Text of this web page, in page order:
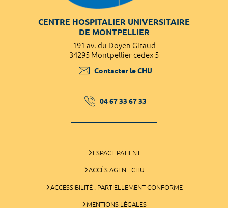
CENTRE HOSPITALIER UNIVERSITAIRE
DE MONTPELLIER
191 av. du Doyen Giraud
34295 Montpellier cedex 5
Contacter le CHU
04 67 33 67 33
ESPACE PATIENT
ACCÈS AGENT CHU
ACCESSIBILITÉ : PARTIELLEMENT CONFORME
MENTIONS LÉGALES